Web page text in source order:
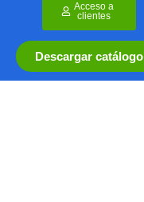
Descargar catálogo
Acceso a
clientes